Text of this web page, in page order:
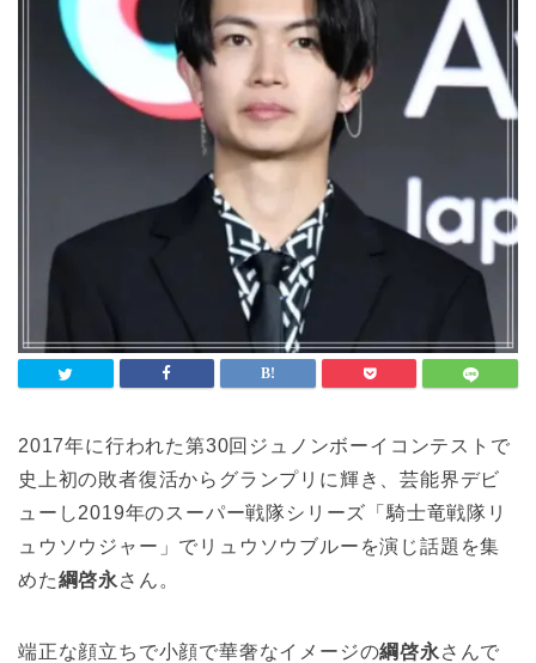
2017年に行われた第30回ジュノンボーイコンテストで
史上初の敗者復活からグランプリに輝き、芸能界デビ
ューし2019年のスーパー戦隊シリーズ「騎士竜戦隊リ
ュウソウジャー」でリュウソウブルーを演じ話題を集
めた綱啓永 さん。
端正な顔立ちで小顔で華奢なイメージの綱啓永 さんで